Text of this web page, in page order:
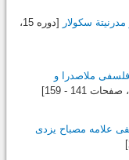
سکولار
[دوره 15،
ملاصدرا و
، صفحات 141 - 159]
علامه مصباح یزدی